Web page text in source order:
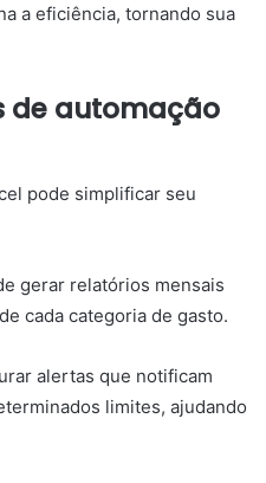
a eficiência, tornando sua
de automação
pode simplificar seu
gerar relatórios mensais
cada categoria de gasto.
alertas que notificam
limites, ajudando